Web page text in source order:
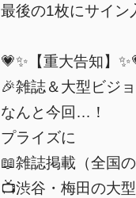
最後の1枚にサイン
💗✨【重大告知】
🎉雑誌＆大型ビジ
なんと今回…！
プライズに
📖雑誌掲載（全国
📺渋谷・梅田の大